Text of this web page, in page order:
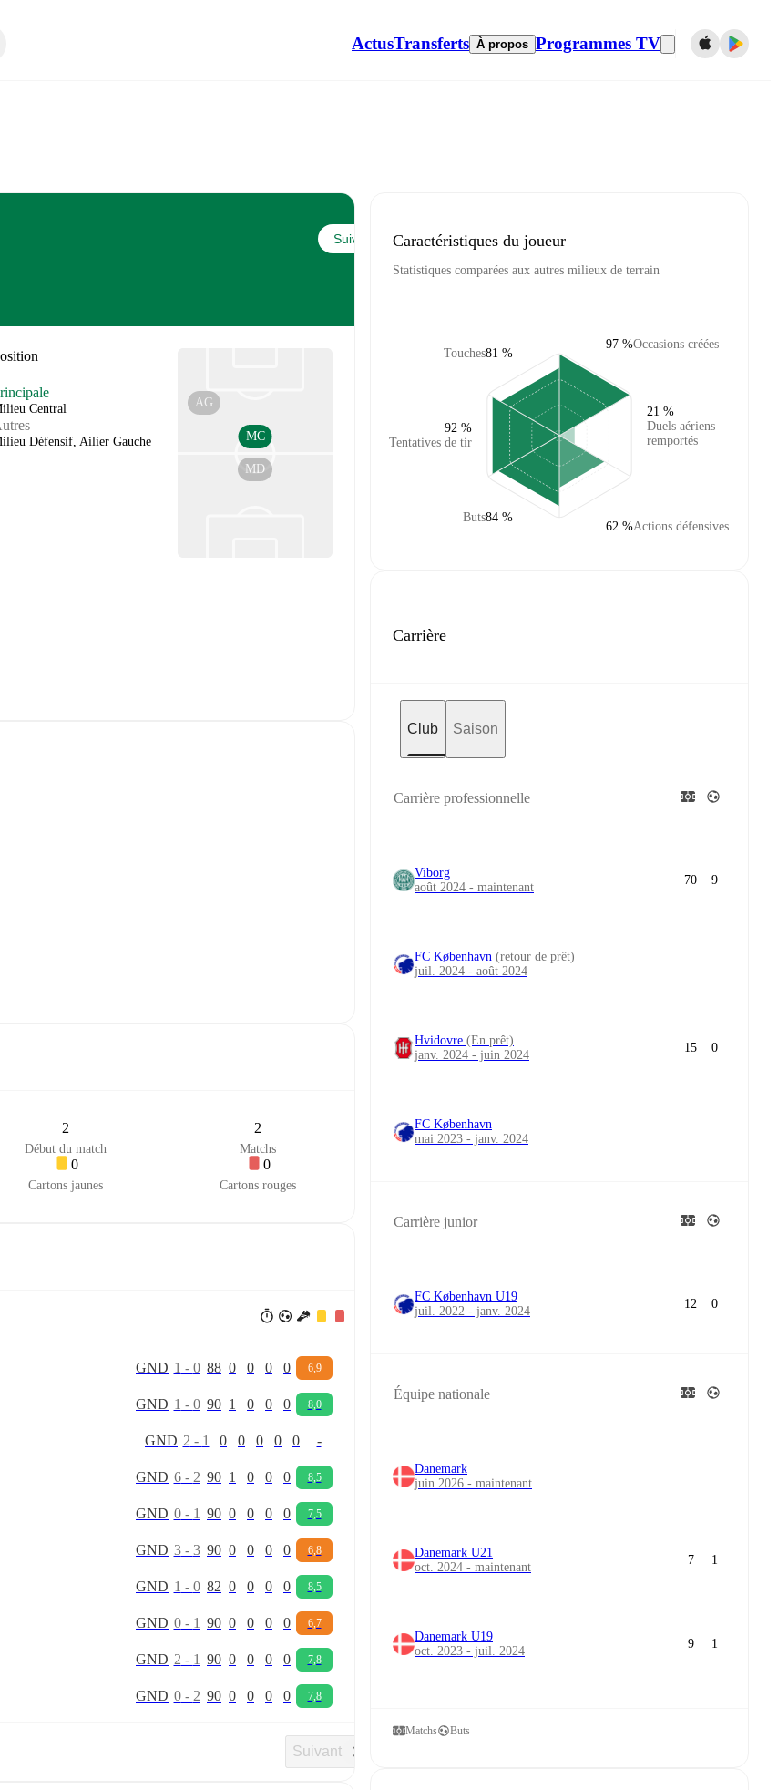
ActusTransferts À propos Programmes TV
Suivre
Central
Défensif, Ailier Gauche
MD
MC
AG
2
Début du match
2
Matchs
0
Cartons jaunes
0
Cartons rouges
GND 1 - 0 88 0 0 0 0 6,9
GND 1 - 0 90 1 0 0 0 8,0
GND 2 - 1 0 0 0 0 0 -
GND 6- 2 90 1 0 0 0 8,5
GND 0- 1 90 0 0 0 0 7,5
GND 3- 3 90 0 0 0 0 6,8
GND 1 - 0 82 0 0 0 0 8,5
GND 0- 1 90 0 0 0 0 6,7
GND 2 - 1 90 0 0 0 0 7,8
GND 0- 2 90 0 0 0 0 7,8
Suivant
Caractéristiques du joueur
Statistiques comparées aux autres milieux de terrain
Touches81 %
Tentatives de tir
92 %
Buts84 %
Occasions créées
97 %
Duels aériens
remportés
21 %
Actions défensives
62 %
Carrière
Club Saison
Carrière professionnelle
Viborg
août 2024 - maintenant
70 9
FC København (retour de prêt)
juil. 2024 - août 2024
Hvidovre (En prêt)
janv. 2024 - juin 2024
15 0
FC København
mai 2023 - janv. 2024
Carrière junior
FC København U19
juil. 2022 - janv. 2024
12 0
Équipe nationale
Danemark
juin 2026 - maintenant
Danemark U21
oct. 2024 - maintenant
7 1
Danemark U19
oct. 2023 - juil. 2024
9 1
Matchs Buts